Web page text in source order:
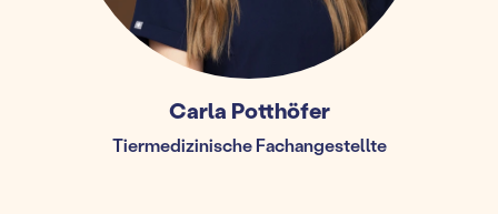
Carla Potthöfer
Tiermedizinische Fachangestellte